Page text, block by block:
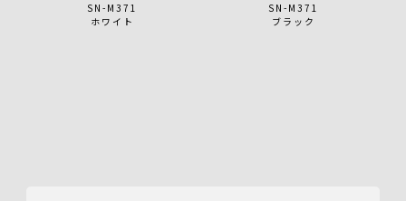
SN-M371
ホワイト
SN-M371
ブラック